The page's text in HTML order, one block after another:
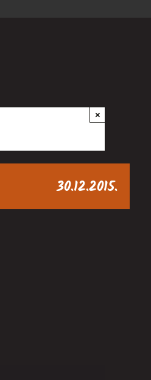
×
30.12.2015.